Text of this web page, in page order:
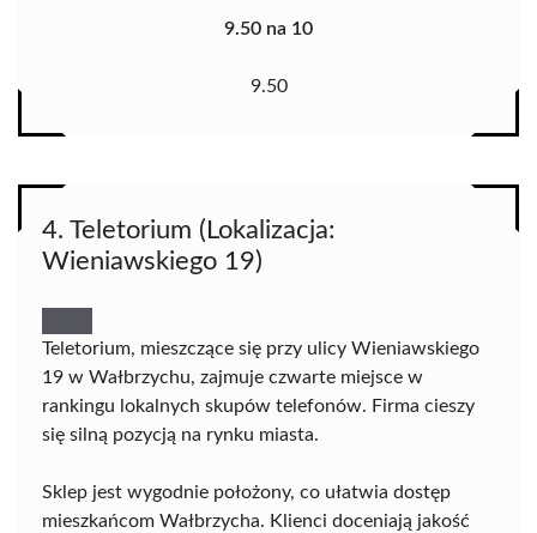
9.50 na 10
9.50
4. Teletorium (Lokalizacja:
Wieniawskiego 19)
Teletorium, mieszczące się przy ulicy Wieniawskiego
19 w Wałbrzychu, zajmuje czwarte miejsce w
rankingu lokalnych skupów telefonów. Firma cieszy
się silną pozycją na rynku miasta.
Sklep jest wygodnie położony, co ułatwia dostęp
mieszkańcom Wałbrzycha. Klienci doceniają jakość